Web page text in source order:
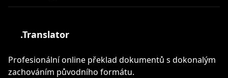
.Translator
Profesionální online překlad dokumentů s dokonalým
zachováním původního formátu.